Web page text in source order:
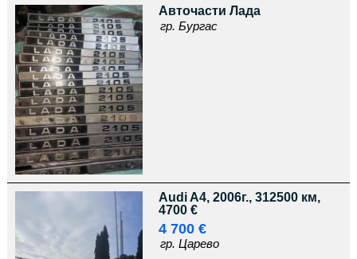
Авточасти Лада
гр. Бургас
Audi A4, 2006г., 312500 км,
4700 €
4 700 €
гр. Царево